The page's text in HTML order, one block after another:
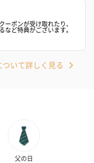
バウム
（540円）
3層デザート
ェ〜国産フル
。
ーポンが受け取れたり、
など特典がございます。
ついて詳しく見る
父の日